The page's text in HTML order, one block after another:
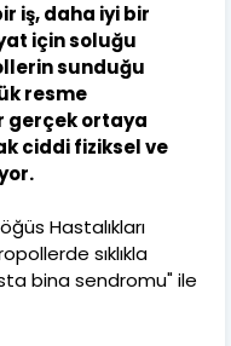
iş, daha iyi bir
için soluğu
sunduğu
resme
gerçek ortaya
ciddi fiziksel ve
Hastalıkları
sıklıkla
bina sendromu" ile